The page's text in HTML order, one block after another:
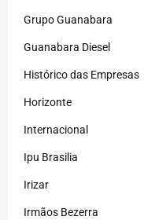
Grupo Guanabara
Guanabara Diesel
Histórico das Empresas
Horizonte
Internacional
Ipu Brasilia
Irizar
Irmãos Bezerra